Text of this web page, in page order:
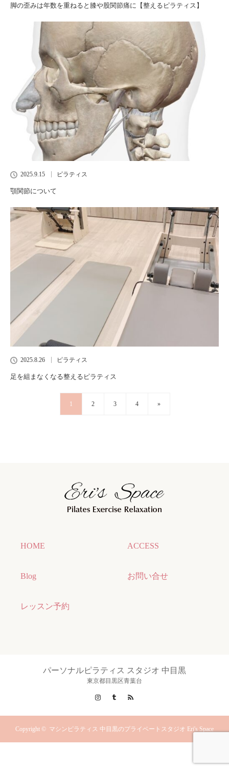
脚の歪みは年数を重ねると膝や股関節痛に【整えるピラティス】
2025.9.15 ピラティス
顎関節について
2025.8.26 ピラティス
足を組まなくなる整えるピラティス
1 2 3 4 »
HOME ACCESS
Blog お問い合せ
レッスン予約
パーソナルピラティス スタジオ 中目黒
東京都目黒区青葉台
InstagramTumblr
Copyright © マシンピラティス 中目黒のプライベートスタジオ Eri's Space